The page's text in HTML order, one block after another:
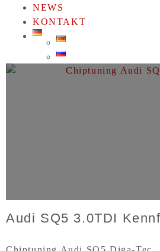
NEWS
KONTAKT
Audi SQ5 3.0TDI